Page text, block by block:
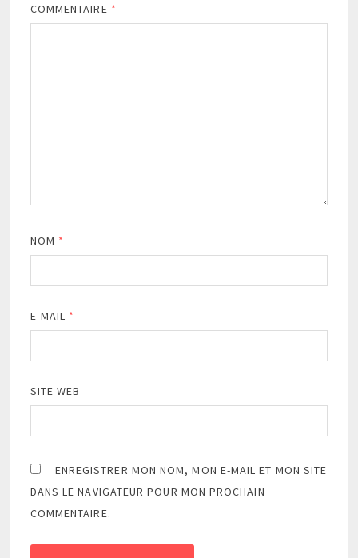
COMMENTAIRE *
NOM *
E-MAIL *
SITE WEB
ENREGISTRER MON NOM, MON E-MAIL ET MON SITE
DANS LE NAVIGATEUR POUR MON PROCHAIN
COMMENTAIRE.